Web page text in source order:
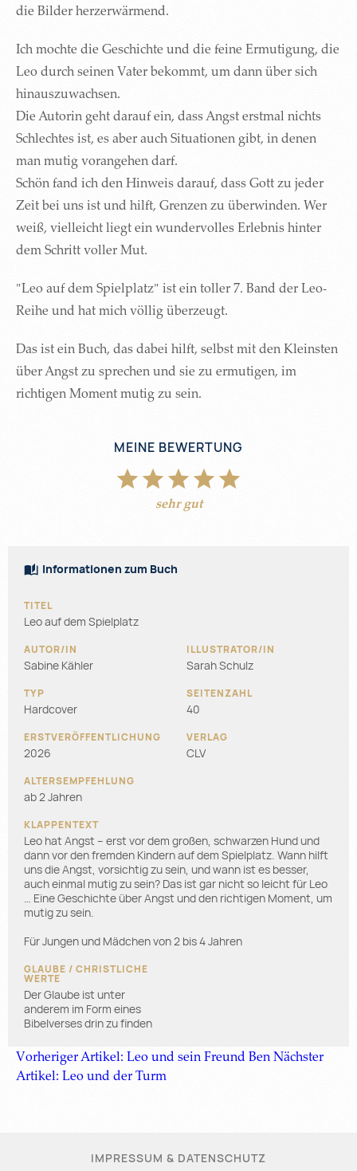
die Bilder herzerwärmend.
Ich mochte die Geschichte und die feine Ermutigung, die
Leo durch seinen Vater bekommt, um dann über sich
hinauszuwachsen.
Die Autorin geht darauf ein, dass Angst erstmal nichts
Schlechtes ist, es aber auch Situationen gibt, in denen
man mutig vorangehen darf.
Schön fand ich den Hinweis darauf, dass Gott zu jeder
Zeit bei uns ist und hilft, Grenzen zu überwinden. Wer
weiß, vielleicht liegt ein wundervolles Erlebnis hinter
dem Schritt voller Mut.
"Leo auf dem Spielplatz" ist ein toller 7. Band der Leo-
Reihe und hat mich völlig überzeugt.
Das ist ein Buch, das dabei hilft, selbst mit den Kleinsten
über Angst zu sprechen und sie zu ermutigen, im
richtigen Moment mutig zu sein.
MEINE BEWERTUNG
sehr gut
Informationen zum Buch
Leo auf dem Spielplatz
Sabine Kähler Sarah Schulz
Hardcover 40
2026 CLV
ab 2 Jahren
Leo hat Angst – erst vor dem großen, schwarzen Hund und
dann vor den fremden Kindern auf dem Spielplatz. Wann hilft
uns die Angst, vorsichtig zu sein, und wann ist es besser,
auch einmal mutig zu sein? Das ist gar nicht so leicht für Leo
… Eine Geschichte über Angst und den richtigen Moment, um
mutig zu sein.
Für Jungen und Mädchen von 2 bis 4 Jahren
Der Glaube ist unter
anderem im Form eines
Bibelverses drin zu finden
Vorheriger Artikel: Leo und sein Freund BenNächster
Artikel: Leo und der Turm
IMPRESSUM & DATENSCHUTZ